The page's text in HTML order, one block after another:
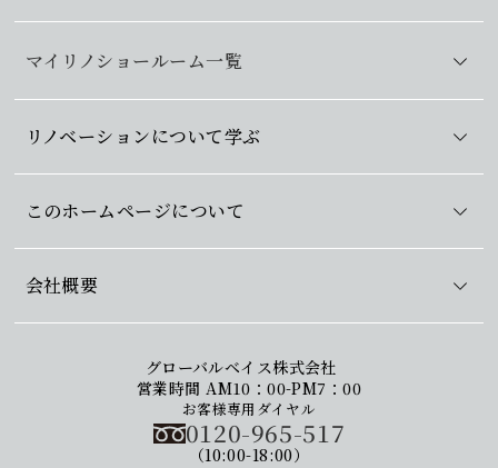
マイリノショールーム一覧
リノベーションについて学ぶ
このホームページについて
会社概要
グローバルベイス株式会社
営業時間 AM10：00-PM7：00
お客様専用ダイヤル
0120-965-517
（10:00-18:00）